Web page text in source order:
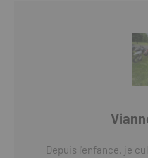
Depuis l'enfance, je